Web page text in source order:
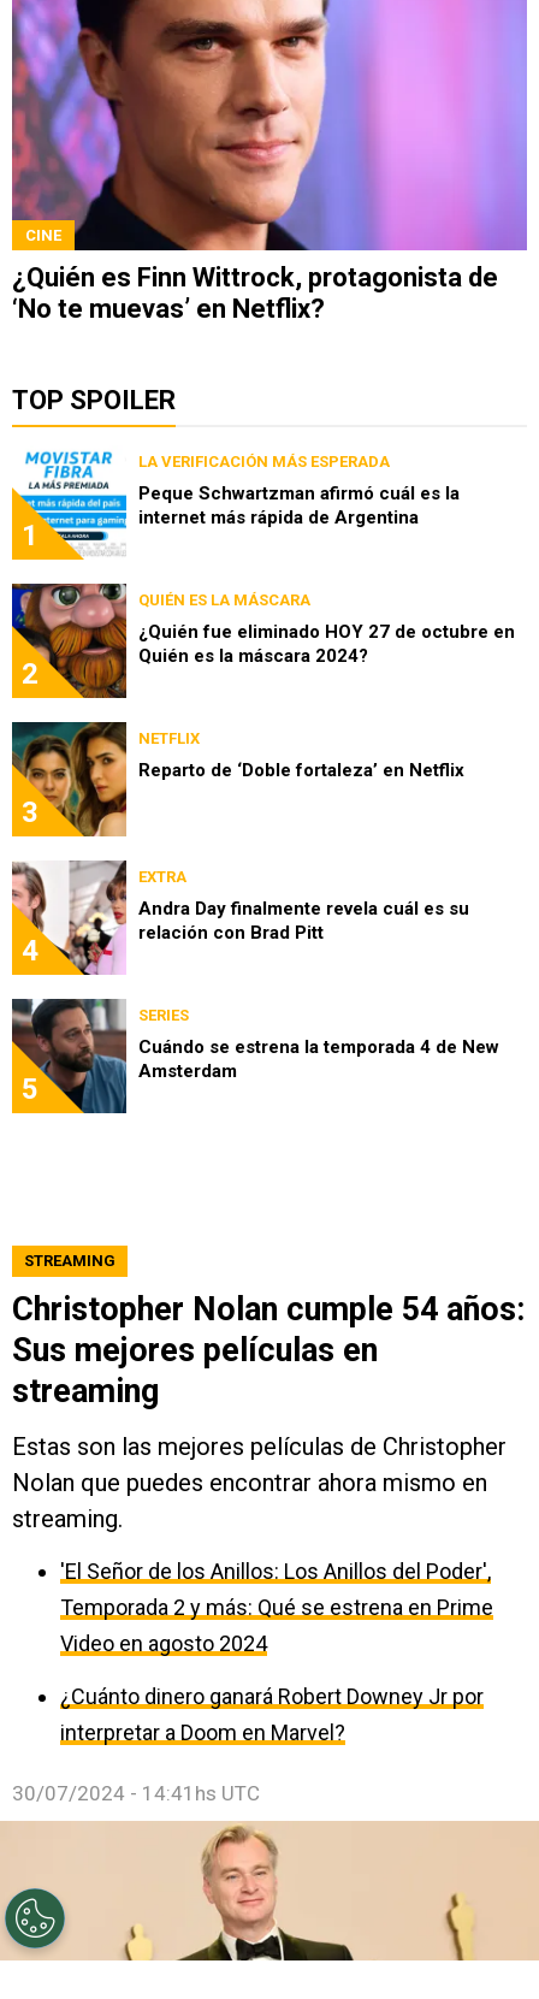
CINE
¿Quién es Finn Wittrock, protagonista de
‘No te muevas’ en Netflix?
TOP SPOILER
1
LA VERIFICACIÓN MÁS ESPERADA
Peque Schwartzman afirmó cuál es la
internet más rápida de Argentina
2
QUIÉN ES LA MÁSCARA
¿Quién fue eliminado HOY 27 de octubre en
Quién es la máscara 2024?
3
NETFLIX
Reparto de ‘Doble fortaleza’ en Netflix
4
EXTRA
Andra Day finalmente revela cuál es su
relación con Brad Pitt
5
SERIES
Cuándo se estrena la temporada 4 de New
Amsterdam
STREAMING
Christopher Nolan cumple 54 años:
Sus mejores películas en
streaming
Estas son las mejores películas de Christopher
Nolan que puedes encontrar ahora mismo en
streaming.
'El Señor de los Anillos: Los Anillos del Poder',
Temporada 2 y más: Qué se estrena en Prime
Video en agosto 2024
¿Cuánto dinero ganará Robert Downey Jr por
interpretar a Doom en Marvel?
30/07/2024 - 14:41hs UTC